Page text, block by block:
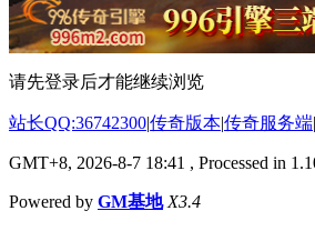
请先登录后才能继续浏览
站长QQ:36742300|传奇版本|传奇服务端|
GMT+8, 2026-8-7 18:41 , Processed in
Powered by GM基地 X3.4